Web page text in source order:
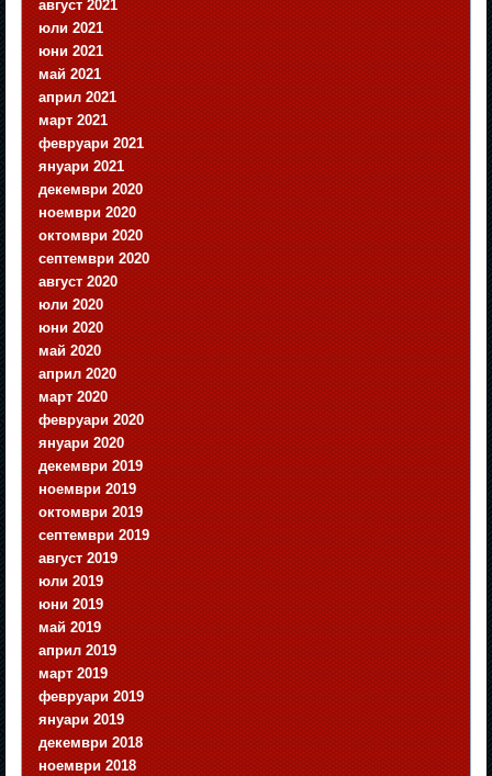
август 2021
юли 2021
юни 2021
май 2021
април 2021
март 2021
февруари 2021
януари 2021
декември 2020
ноември 2020
октомври 2020
септември 2020
август 2020
юли 2020
юни 2020
май 2020
април 2020
март 2020
февруари 2020
януари 2020
декември 2019
ноември 2019
октомври 2019
септември 2019
август 2019
юли 2019
юни 2019
май 2019
април 2019
март 2019
февруари 2019
януари 2019
декември 2018
ноември 2018